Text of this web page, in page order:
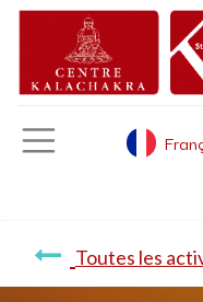
Toutes les